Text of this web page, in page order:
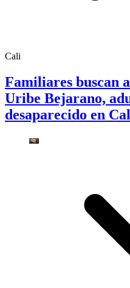
Cali
Familiares buscan
Uribe Bejarano,
desaparecido en